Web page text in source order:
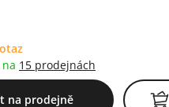
na 15 prodejnách
na prodejně